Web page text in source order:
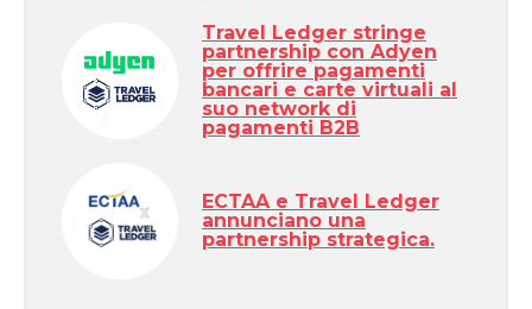
Travel Ledger stringe
partnership con Adyen
per offrire pagamenti
bancari e carte virtuali al
suo network di
pagamenti B2B
ECTAA e Travel Ledger
annunciano una
partnership strategica.